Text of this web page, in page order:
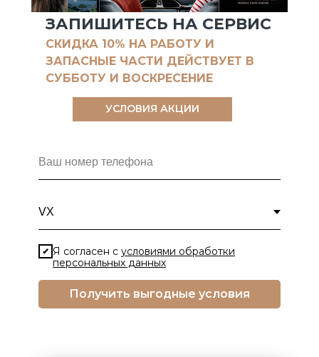
ЗАПИШИТЕСЬ НА СЕРВИС
Я согласен с условиями обработки
персональных данных
Получить выгодные условия
УСЛОВИЯ АКЦИИ
СКИДКА 10% НА РАБОТУ И
ЗАПАСНЫЕ ЧАСТИ ДЕЙСТВУЕТ В
СУББОТУ И ВОСКРЕСЕНИЕ